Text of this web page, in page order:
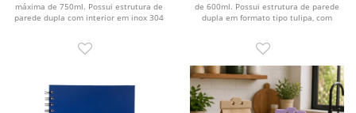
máxima de 750ml. Possui estrutura de
parede dupla com interior em inox 304
de 600ml. Possui estrutura de parede
dupla em formato tipo tulipa, com